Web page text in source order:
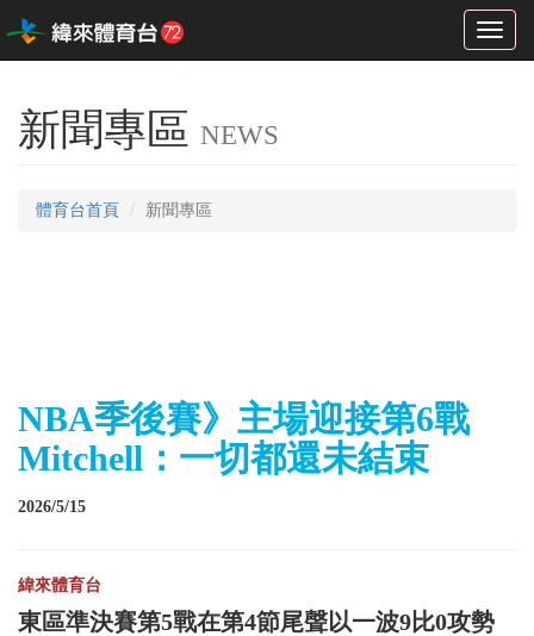
Toggle
新聞專區 NEWS
體育台首頁 新聞專區
NBA季後賽》主場迎接第6戰
Mitchell：一切都還未結束
2026/5/15
緯來體育台
東區準決賽第5戰在第4節尾聲以一波9比0攻勢